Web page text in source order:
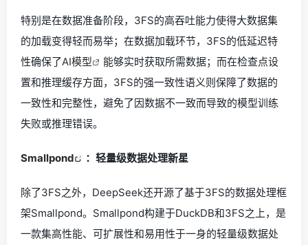
特别是在数据准备阶段，3FS的高吞吐能力使得大数据集
的加载变得轻而易举；在数据加载环节，3FS的低延迟特
性确保了AI模型
能够实时获取所需数据；而在检查点设
置和推理缓存方面，3FS的强一致性语义则保障了数据的
一致性和完整性，避免了因数据不一致而导致的模型训练
失败或推理错误。
Smallpond ：轻量级数据处理新星
除了3FS之外，DeepSeek还开源了基于3FS的数据处理框
架Smallpond。Smallpond构建于DuckDB和3FS之上，是
一款集高性能、可扩展性和易用性于一身的轻量级数据处